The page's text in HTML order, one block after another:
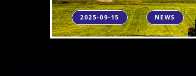
2025-09-15 NEWS